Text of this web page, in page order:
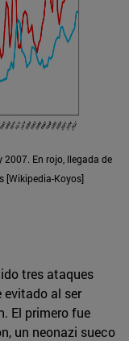
En rojo, llegada de
[Wikipedia-Koyos]
tres ataques
al ser
El primero fue
un neonazi sueco